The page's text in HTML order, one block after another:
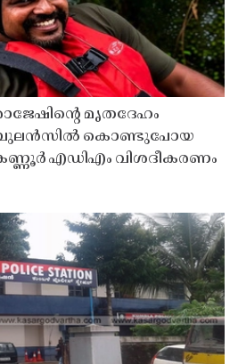
മൃതദേഹം
കൊണ്ടുപോയ
എഡിഎം വിശദീകരണം